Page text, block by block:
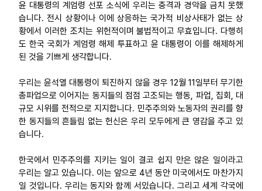
윤 대통령의 계엄령 선포 소식에 우리는 충격과 경악을 금치 못했
습니다. 전시 상황이나 이에 상응하는 국가적 비상사태가 없는 상
황에서 이러한 조치는 위헌적이며 불법적이고 무효입니다. 다행히
도 한국 국회가 계엄령 해제 투표하고 윤 대통령이 이를 해제하게
된 것을 기쁘게 생각합니다.
우리는 윤석열 대통령이 퇴진하지 않을 경우 12월 11일부터 무기한
총파업으로 이어지는 동지들의 점점 고조되는 행동, 파업, 집회, 대
규모 시위를 전적으로 지지합니다. 민주주의와 노동자의 권리를 향
한 동지들의 흔들림 없는 헌신은 우리 모두에게 큰 영감을 주고 있
습니다.
한국에서 민주주의를 지키는 일이 결코 쉽지 만은 않은 일이라고
우리는 알고 있습니다. 이는 앞으로 4년 동안 미국에서도 마찬가지
일 것입니다. 우리는 동지와 함께 서있습니다. 그리고 세계 각국에